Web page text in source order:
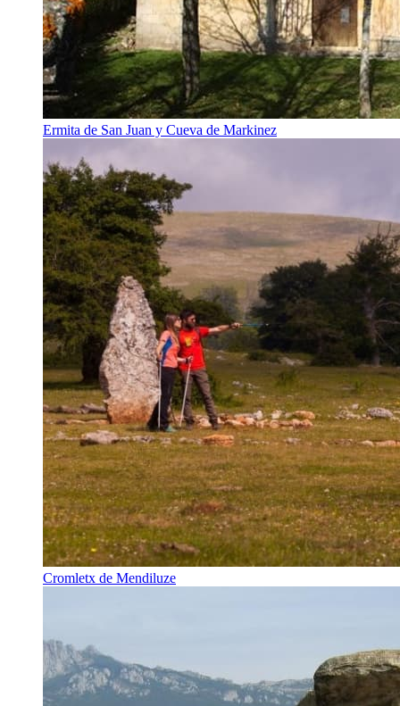
Ermita de San Juan y Cueva de Markinez
Cromletx de Mendiluze